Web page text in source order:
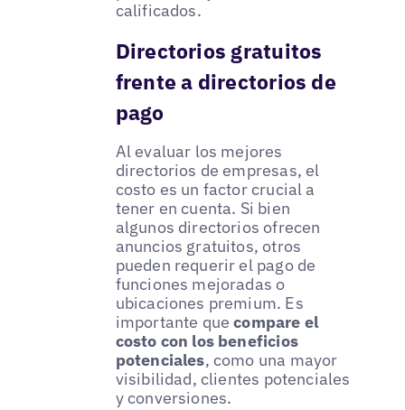
calificados.
Directorios gratuitos
frente a directorios de
pago
Al evaluar los mejores
directorios de empresas, el
costo es un factor crucial a
tener en cuenta. Si bien
algunos directorios ofrecen
anuncios gratuitos, otros
pueden requerir el pago de
funciones mejoradas o
ubicaciones premium. Es
importante quecompare el
costo con los beneficios
potenciales, como una mayor
visibilidad, clientes potenciales
y conversiones.